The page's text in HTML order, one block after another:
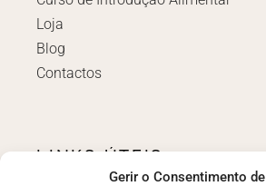
Gerir o Consentimento de
Loja
Blog
Contactos
LINKS ÚTEIS